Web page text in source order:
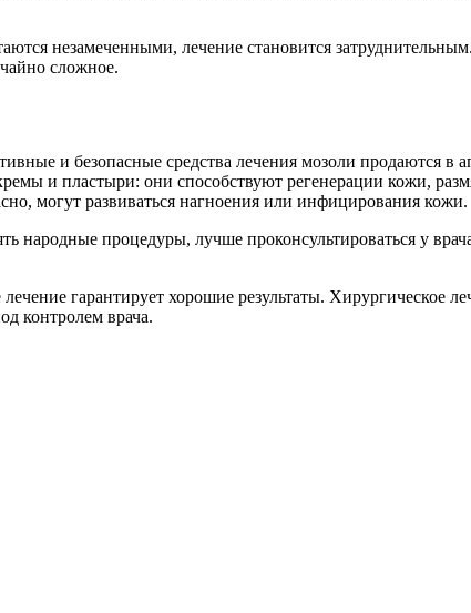
незамеченными, лечение становится
сложное.
и безопасные средства лечения мозоли продаются в
и пластыри: они способствуют регенерации кожи,
могут развиваться нагноения или инфицирования кожи.
народные процедуры, лучше проконсультироваться у
гарантирует хорошие результаты. Хирургическое
контролем врача.